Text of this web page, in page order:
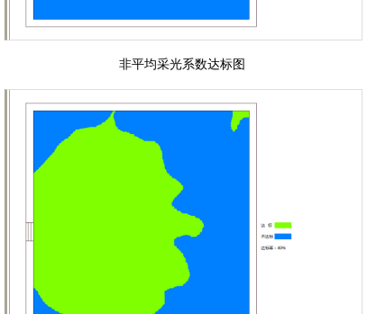
非平均采光系数达标图